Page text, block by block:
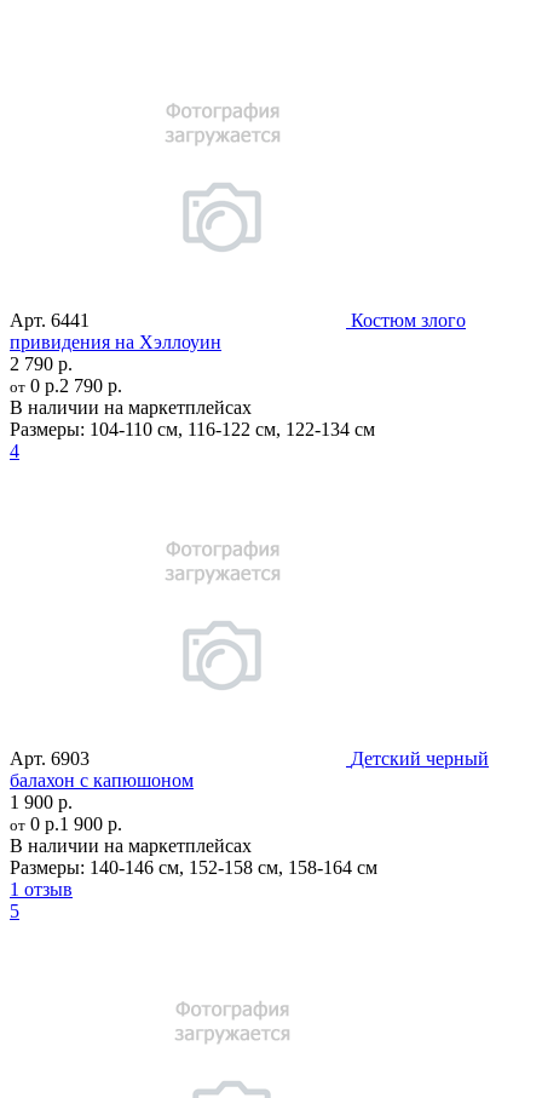
Арт. 6441
Костюм злого
привидения на Хэллоуин
2 790 р.
от 0 р.2 790 р.
В наличии на маркетплейсах
Размеры: 104-110 см, 116-122 см, 122-134 см
4
Арт. 6903
Детский черный
балахон с капюшоном
1 900 р.
от 0 р.1 900 р.
В наличии на маркетплейсах
Размеры: 140-146 см, 152-158 см, 158-164 см
1 отзыв
5